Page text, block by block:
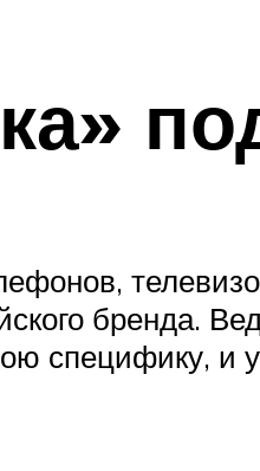
бренда.
специфику, и